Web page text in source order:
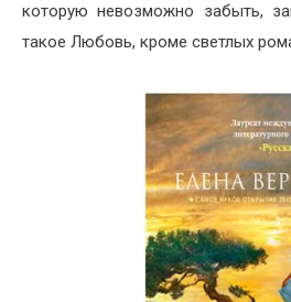
которую невозможно забыть,
такое Любовь, кроме светлых